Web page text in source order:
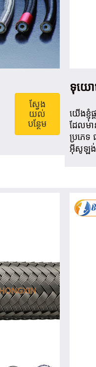
ស្វែង
យល់
បន្ថែម
ទុយោ
យើងខ្ញុំ
ដែលម
ប្រភេទ
អ៊ីសូឡង់